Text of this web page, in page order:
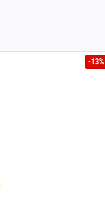
-13%